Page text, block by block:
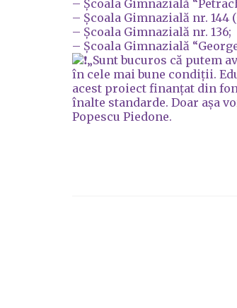
– Școala Gimnazială
– Școala Gimnazială nr. 144
– Școala Gimnazială nr. 136;
– Școala Gimnazială
„Sunt bucuros că putem
în cele mai bune condiții.
acest proiect finanțat din
înalte standarde. Doar așa
Popescu Piedone.